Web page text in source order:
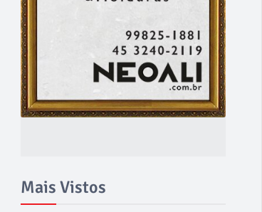
Mais Vistos